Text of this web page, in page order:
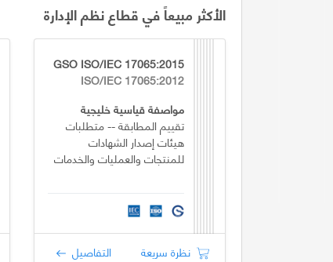
الأكثر مبيعاً في قطاع نظم الإدارة
GSO ISO/IEC 17065:2015
ISO/IEC 17065:2012
مواصفة قياسية خليجية
تقييم المطابقة -- متطلبات
هيئات إصدار الشهادات
للمنتجات والعمليات والخدمات
نظرة سريعة التفاصيل